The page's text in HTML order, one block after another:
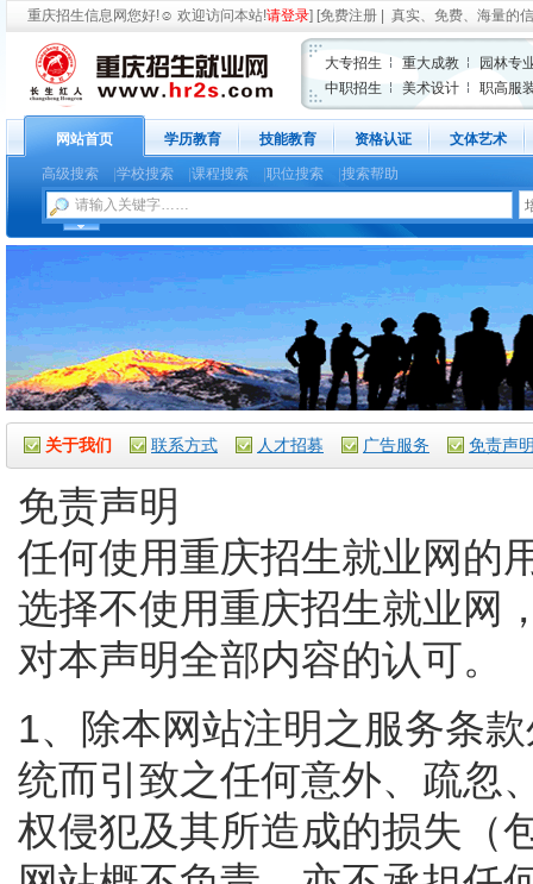
重庆招生信息网您好!☺ 欢迎访问本站!请登录] [免费注册 | 真实、免费、海量的
大专招生 重大成教
园林专
中职招生
美术设计 职高服
网站首页 学历教育 技能教育 资格认证 文体艺术
高级搜索 学校搜索 课程搜索 职位搜索 搜索帮助
关于我们 联系方式 人才招募 广告服务 免责声
免责声明
任何使用重庆招生就业网的
选择不使用重庆招生就业网
对本声明全部内容的认可。
1、除本网站注明之服务条
统而引致之任何意外、疏忽
权侵犯及其所造成的损失（